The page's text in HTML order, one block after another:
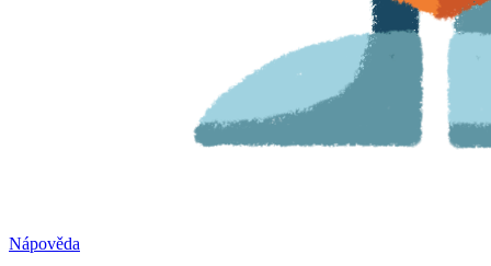
Nápověda